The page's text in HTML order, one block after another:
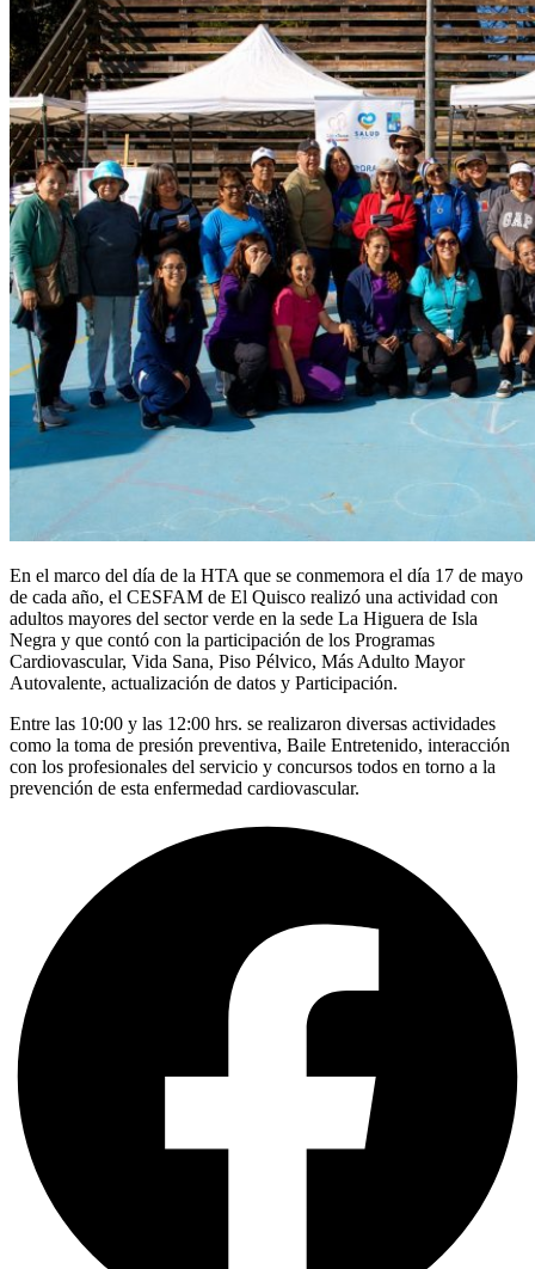
En el marco del día de la HTA que se conmemora el día 17 de mayo
de cada año, el CESFAM de El Quisco realizó una actividad con
adultos mayores del sector verde en la sede La Higuera de Isla
Negra y que contó con la participación de los Programas
Cardiovascular, Vida Sana, Piso Pélvico, Más Adulto Mayor
Autovalente, actualización de datos y Participación.
Entre las 10:00 y las 12:00 hrs. se realizaron diversas actividades
como la toma de presión preventiva, Baile Entretenido, interacción
con los profesionales del servicio y concursos todos en torno a la
prevención de esta enfermedad cardiovascular.